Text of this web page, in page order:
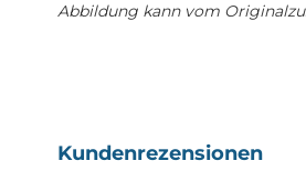
Abbildung kann vom
Kundenrezensionen